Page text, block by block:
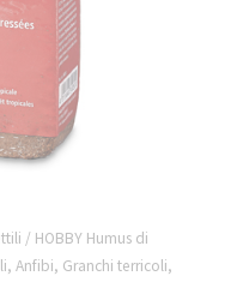
/ HOBBY Humus di
Anfibi, Granchi terricoli,